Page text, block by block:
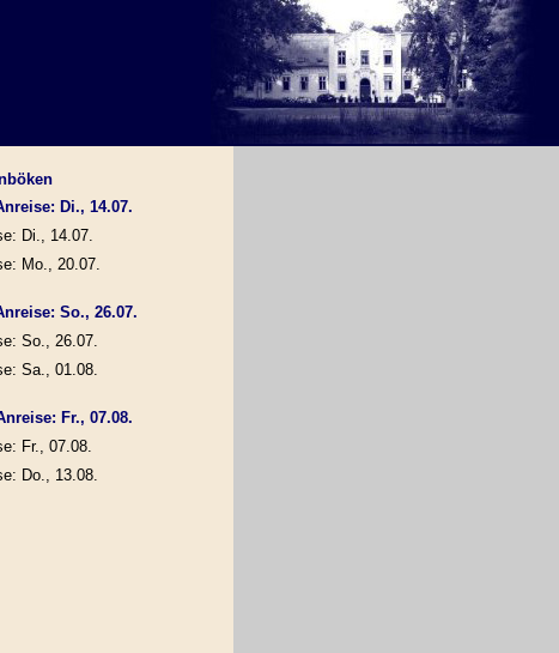
Di., 14.07.
Di., 14.07.
Mo., 20.07.
So., 26.07.
So., 26.07.
Sa., 01.08.
Fr., 07.08.
Fr., 07.08.
Do., 13.08.